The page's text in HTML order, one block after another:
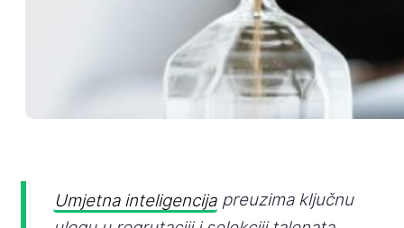
Umjetna inteligencijapreuzima ključnu